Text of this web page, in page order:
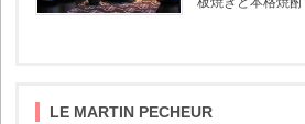
LE MARTIN PECHEUR